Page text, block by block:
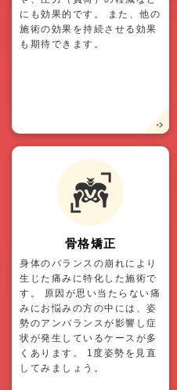
にも効果的です。 また、他の
施術の効果を持続させる効果
も期待できます。
骨格矯正
身体のバランスの崩れにより
生じた痛みに特化した施術で
す。 原因が思い当たらない痛
みにお悩みの方の中には、姿
勢のアンバランスが影響し症
状が発生しているケースが多
くあります。 1度姿勢を見直
してみましょう。